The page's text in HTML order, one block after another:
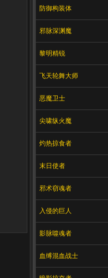
防御构装体
邪脉深渊魔
黎明精锐
飞天轮舞大师
恶魔卫士
尖啸纵火魔
灼热掠食者
末日使者
邪术窃魂者
入侵的巨人
影脉噬魂者
血缚混血战士